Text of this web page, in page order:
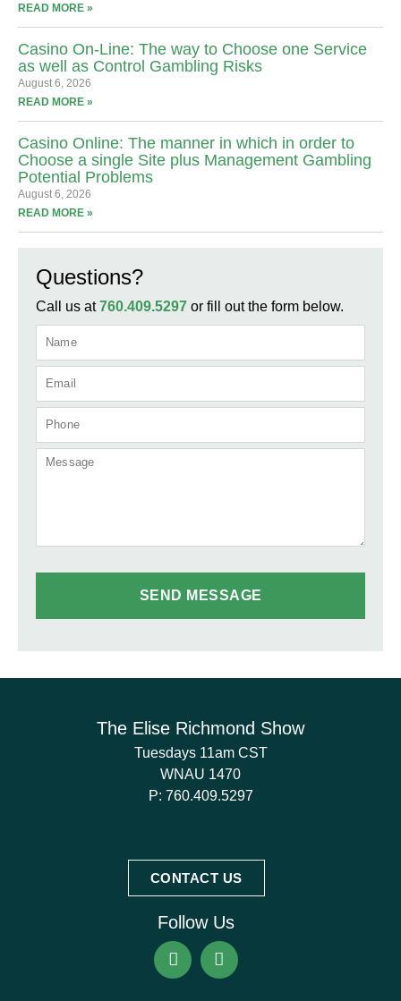
READ MORE »
Casino On-Line: The way to Choose one Service
as well as Control Gambling Risks
August 6, 2026
READ MORE »
Casino Online: The manner in which in order to
Choose a single Site plus Management Gambling
Potential Problems
August 6, 2026
READ MORE »
Questions?
Call us at760.409.5297 or fill out the form below.
The Elise Richmond Show
Tuesdays 11am CST
WNAU 1470
P: 760.409.5297
CONTACT US
Follow Us